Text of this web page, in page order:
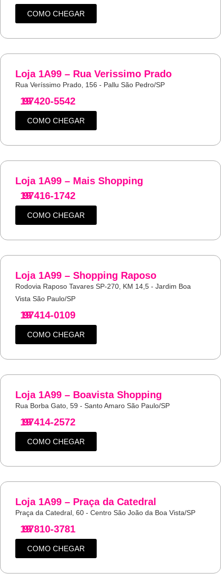
COMO CHEGAR
Loja 1A99 – Rua Verissimo Prado
Rua Veríssimo Prado, 156 - Pallu São Pedro/SP
19
97420-5542
COMO CHEGAR
Loja 1A99 – Mais Shopping
19
97416-1742
COMO CHEGAR
Loja 1A99 – Shopping Raposo
Rodovia Raposo Tavares SP-270, KM 14,5 - Jardim Boa
Vista São Paulo/SP
19
97414-0109
COMO CHEGAR
Loja 1A99 – Boavista Shopping
Rua Borba Gato, 59 - Santo Amaro São Paulo/SP
19
97414-2572
COMO CHEGAR
Loja 1A99 – Praça da Catedral
Praça da Catedral, 60 - Centro São João da Boa Vista/SP
19
97810-3781
COMO CHEGAR